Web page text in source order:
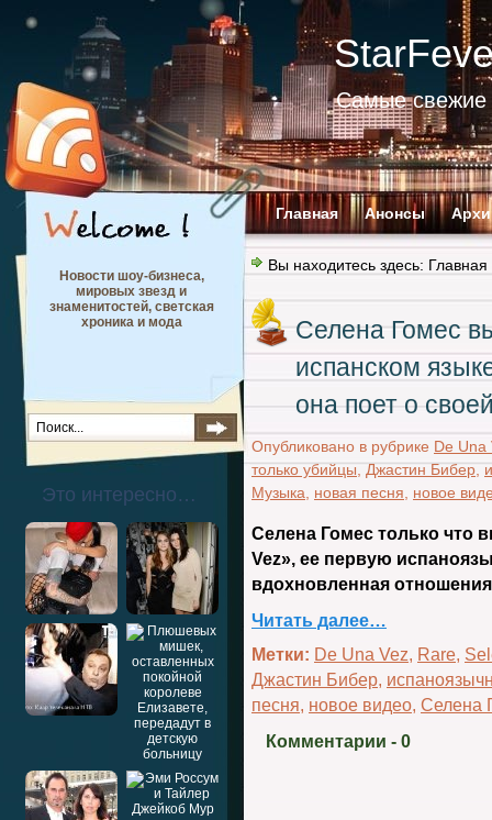
Самые свежие
Главная Анонсы
Новости шоу-бизнеса,
мировых звезд и
знаменитостей, светская
хроника и мода
Это интересно…
Вы находитесь здесь: Главная
Селена Гомес
испанском
она поет о
Опубликовано в рубрике De Una
только убийцы,Джастин Бибер,
Музыка
новая песня новое
Селена Гомес только что
Vez», ее первую
вдохновленная
Читать далее…
Метки: De Una Vez, Rare,
Джастин Бибер,
песня, новое видео, Селена
Комментарии - 0